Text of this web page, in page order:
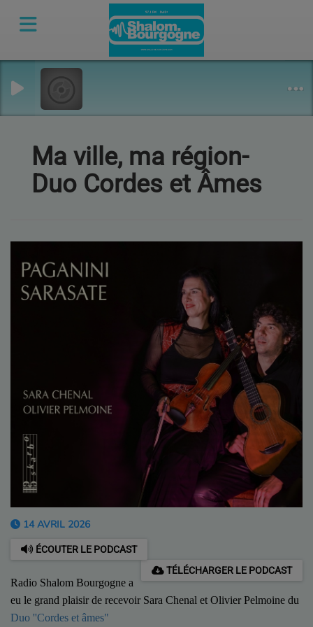
Ma ville, ma région-
Duo Cordes et Âmes
14 AVRIL 2026
ÉCOUTER LE PODCAST
TÉLÉCHARGER LE PODCAST
Radio Shalom Bourgogne a
eu le grand plaisir de recevoir Sara Chenal et Olivier Pelmoine du
Duo ''Cordes et âmes"